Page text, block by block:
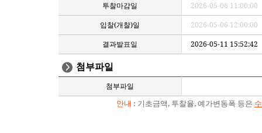
투찰마감일
2026-05-06 11:00:00
입찰(개찰)일
2026-05-06 12:00:00
결과발표일
2026-05-11 15:52:42
첨부파일
첨부파일
안내 : 기초금액, 투찰율, 예가변동폭 등은